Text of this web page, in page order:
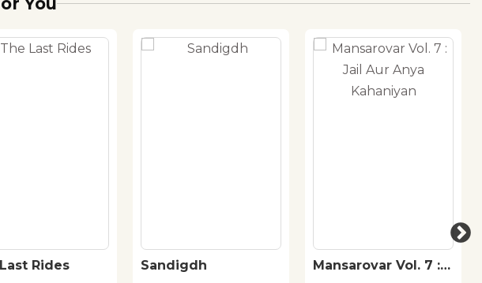
Rides
Sandigdh
Mansarovar Vol. 7 :